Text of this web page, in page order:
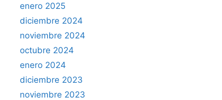
enero 2025
diciembre 2024
noviembre 2024
octubre 2024
enero 2024
diciembre 2023
noviembre 2023